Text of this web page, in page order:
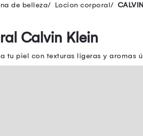
de belleza Locion corporal
Calvin Klein
tu piel con texturas ligeras y aromas